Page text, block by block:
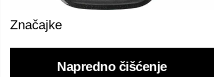
Značajke
Napredno čišćenje